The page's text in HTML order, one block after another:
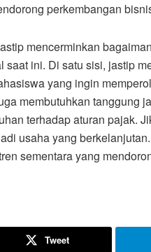
perkembangan
mencerminkan
saat ini. Di satu sisi, jastip
yang ingin
membutuhkan tanggung
terhadap aturan pajak.
usaha yang
sementara yang
Tweet